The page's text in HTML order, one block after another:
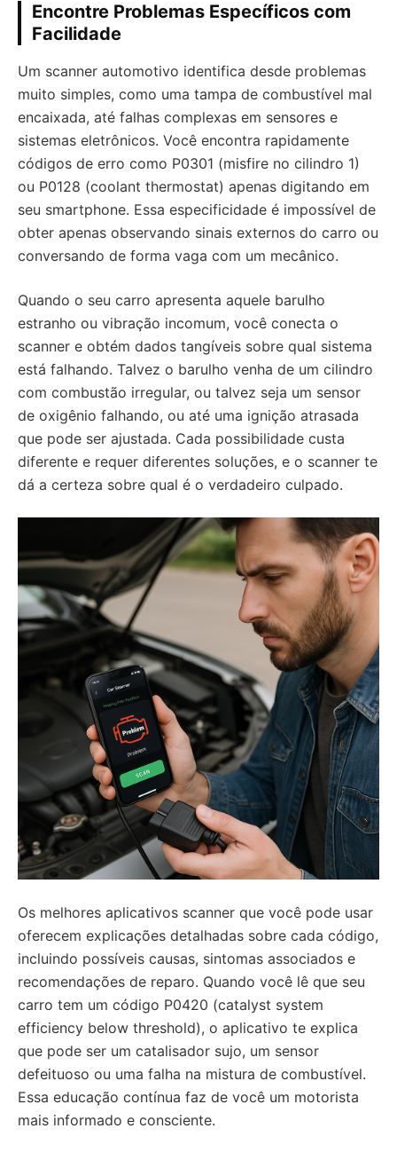
Encontre Problemas Específicos com
Facilidade
Um scanner automotivo identifica desde problemas
muito simples, como uma tampa de combustível mal
encaixada, até falhas complexas em sensores e
sistemas eletrônicos. Você encontra rapidamente
códigos de erro como P0301 (misfire no cilindro 1)
ou P0128 (coolant thermostat) apenas digitando em
seu smartphone. Essa especificidade é impossível de
obter apenas observando sinais externos do carro ou
conversando de forma vaga com um mecânico.
Quando o seu carro apresenta aquele barulho
estranho ou vibração incomum, você conecta o
scanner e obtém dados tangíveis sobre qual sistema
está falhando. Talvez o barulho venha de um cilindro
com combustão irregular, ou talvez seja um sensor
de oxigênio falhando, ou até uma ignição atrasada
que pode ser ajustada. Cada possibilidade custa
diferente e requer diferentes soluções, e o scanner te
dá a certeza sobre qual é o verdadeiro culpado.
Os melhores aplicativos scanner que você pode usar
oferecem explicações detalhadas sobre cada código,
incluindo possíveis causas, sintomas associados e
recomendações de reparo. Quando você lê que seu
carro tem um código P0420 (catalyst system
efficiency below threshold), o aplicativo te explica
que pode ser um catalisador sujo, um sensor
defeituoso ou uma falha na mistura de combustível.
Essa educação contínua faz de você um motorista
mais informado e consciente.